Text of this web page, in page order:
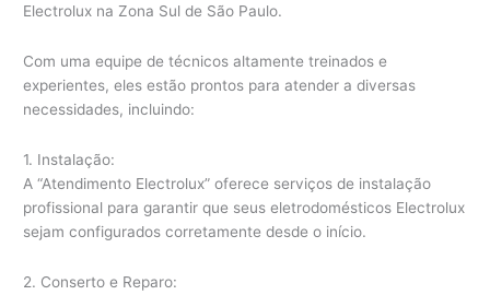
Electrolux na Zona Sul de São Paulo.
Com uma equipe de técnicos altamente treinados e
experientes, eles estão prontos para atender a diversas
necessidades, incluindo:
1. Instalação:
A “Atendimento Electrolux” oferece serviços de instalação
profissional para garantir que seus eletrodomésticos Electrolux
sejam configurados corretamente desde o início.
2. Conserto e Reparo: